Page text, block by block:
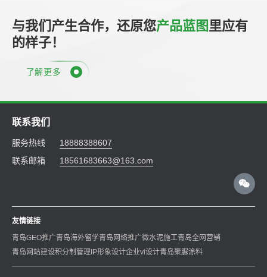
与我们产生合作，还原您产品蓝图里应有
的样子！
了解更多
联系我们
服务热线
18888388607
联系邮箱
18561683663@163.com
友情链接
青岛GEO推广青岛海外留学青岛网络推广微水泥施工青岛全网营销
青岛网站建设积分制管理 IP形象设计企业vi设计青岛聚脲涂料